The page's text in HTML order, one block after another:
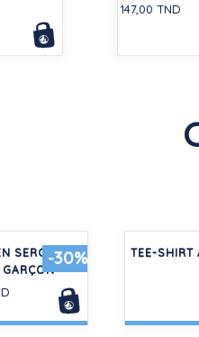
147,00 TND
-30%
SERGE DE
TEE-SHIRT